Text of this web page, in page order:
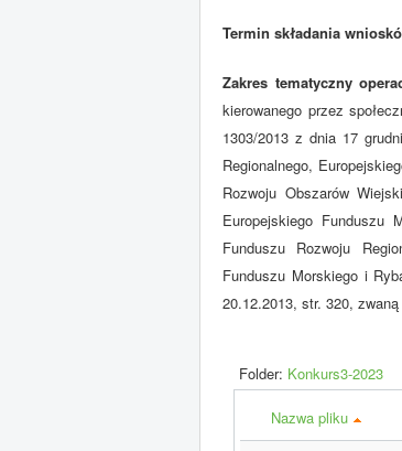
Termin składania
Zakres tematyczny
kierowanego przez
1303/2013 z dnia 17
Regionalnego,
Rozwoju Obszarów
Europejskiego Funduszu
Funduszu Rozwoju
Funduszu Morskiego i
20.12.2013, str. 320, zwaną
Folder: Konkurs3-2023
Nazwa pliku